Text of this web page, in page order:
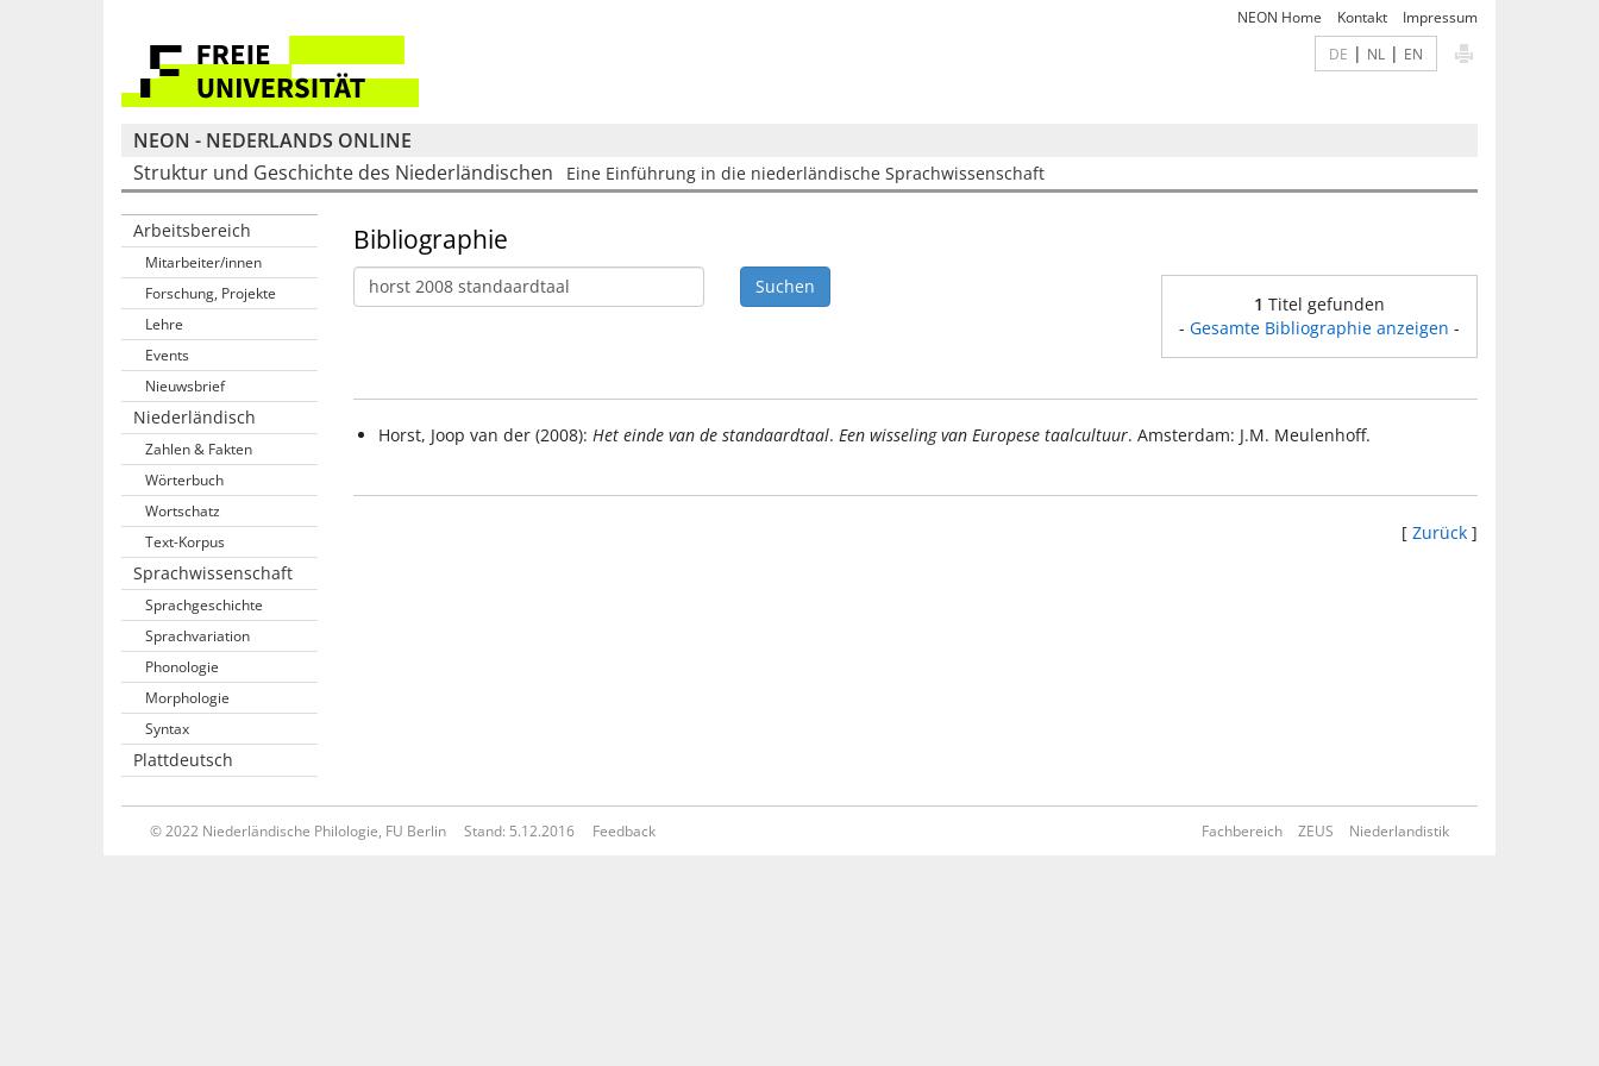
NEON Home Kontakt Impressum
DE | NL| EN
NEON - NEDERLANDS ONLINE
Struktur und Geschichte des Niederländischen
Eine Einführung in die niederländische Sprachwissenschaft
Bibliographie
1 Titel gefunden
- Gesamte Bibliographie anzeigen -
Horst, Joop van der (2008): Het einde van de standaardtaal. Een wisseling van Europese taalcultuur. Amsterdam: J.M. Meulenhoff.
[ Zurück ]
Arbeitsbereich
Mitarbeiter/innen
Forschung, Projekte
Lehre
Events
Nieuwsbrief
Niederländisch
Zahlen & Fakten
Wörterbuch
Wortschatz
Text-Korpus
Sprachwissenschaft
Sprachgeschichte
Sprachvariation
Phonologie
Morphologie
Syntax
Plattdeutsch
© 2022 Niederländische Philologie, FU Berlin Stand: 5.12.2016 Feedback Fachbereich ZEUS Niederlandistik